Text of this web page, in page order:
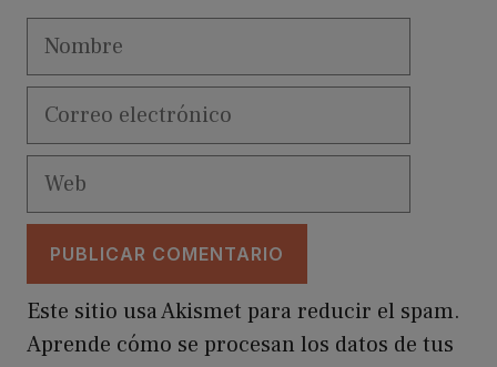
Nombre
Correo
Web
Este sitio usa Akismet para reducir el spam.
Aprende cómo se procesan los datos de tus